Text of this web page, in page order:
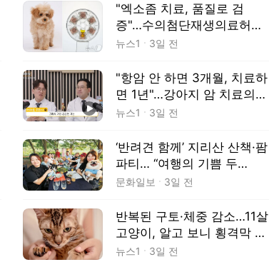
"엑소좀 치료, 품질로 검
증"…수의첨단재생의료허브,
표준화 나서
뉴스1 3일 전
"항암 안 하면 3개월, 치료하
면 1년"…강아지 암 치료의
진실
뉴스1 3일 전
‘반려견 함께’ 지리산 산책·팜
파티… “여행의 기쁨 두
배”[농촌愛올래]
문화일보 3일 전
반복된 구토·체중 감소…11살
고양이, 알고 보니 횡격막 탈
장
뉴스1 3일 전